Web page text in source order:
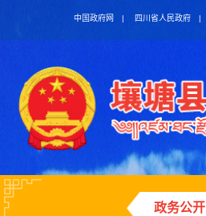
中国政府网 | 四川省人民政府 |
政务公开